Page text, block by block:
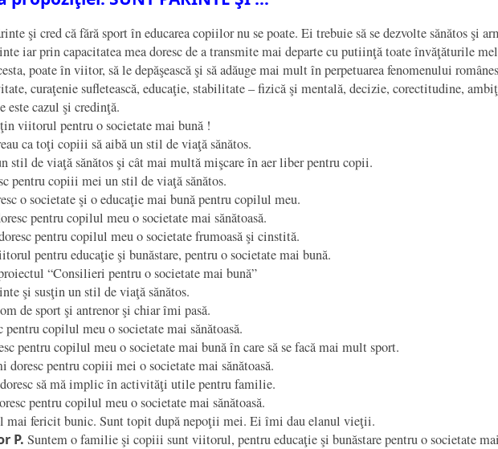
şi cred că fără sport în educarea copiilor nu se poate. Ei trebuie să se dezvolte sănătos şi
iar prin capacitatea mea doresc de a transmite mai departe cu putiinţă toate învăţăturile
poate în viitor, să le depăşească şi să adăuge mai mult în perpetuarea fenomenului
curaţenie sufletească, educaţie, stabilitate – fizică şi mentală, decizie, corectitudine,
este cazul şi credinţă.
viitorul pentru o societate mai bună !
ca toţi copiii să aibă un stil de viaţă sănătos.
stil de viaţă sănătos şi cât mai multă mişcare în aer liber pentru copii.
pentru copiii mei un stil de viaţă sănătos.
o societate şi o educaţie mai bună pentru copilul meu.
pentru copilul meu o societate mai sănătoasă.
pentru copilul meu o societate frumoasă şi cinstită.
pentru educaţie şi bunăstare, pentru o societate mai bună.
“Consilieri pentru o societate mai bună”
şi susţin un stil de viaţă sănătos.
de sport şi antrenor şi chiar îmi pasă.
pentru copilul meu o societate mai sănătoasă.
pentru copilul meu o societate mai bună în care să se facă mai mult sport.
doresc pentru copiii mei o societate mai sănătoasă.
să mă implic în activităţi utile pentru familie.
pentru copilul meu o societate mai sănătoasă.
mai fericit bunic. Sunt topit după nepoţii mei. Ei îmi dau elanul vieţii.
P. Suntem o familie şi copiii sunt viitorul, pentru educaţie şi bunăstare pentru o societate